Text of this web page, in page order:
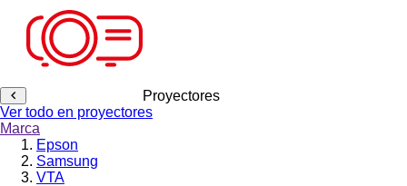
Proyectores
Ver todo en proyectores
Marca
Epson
Samsung
VTA